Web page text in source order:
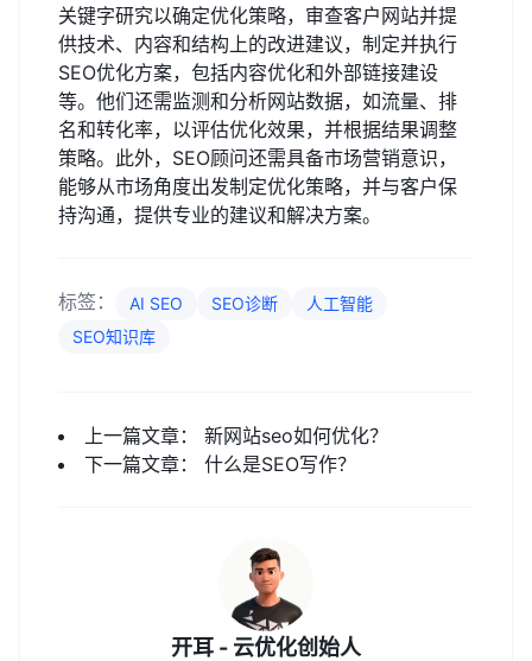
关键字研究以确定优化策略，审查客户网站并提
供技术、内容和结构上的改进建议，制定并执行
SEO优化方案，包括内容优化和外部链接建设
等。他们还需监测和分析网站数据，如流量、排
名和转化率，以评估优化效果，并根据结果调整
策略。此外，SEO顾问还需具备市场营销意识，
能够从市场角度出发制定优化策略，并与客户保
持沟通，提供专业的建议和解决方案。
标签： AI SEO SEO诊断
人工智能
SEO知识库
上一篇文章： 新网站seo如何优化？
下一篇文章： 什么是SEO写作？
开耳 - 云优化创始人